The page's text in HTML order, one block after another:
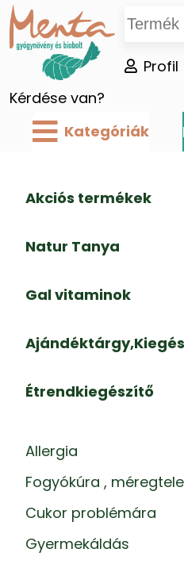
Kérdése van?
Profil
Kategóriák
Akciós termékek
Natur Tanya
Gal vitaminok
Étrendkiegészítő
Allergia
Fogyókúra ,
Cukor problémára
Gyermekáldás